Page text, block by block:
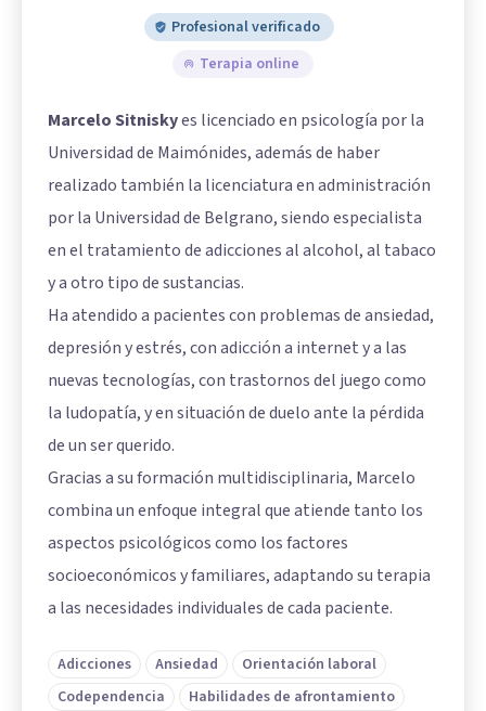
Profesional verificado
Terapia online
Marcelo Sitniskyes licenciado en psicología por la
Universidad de Maimónides, además de haber
realizado también la licenciatura en administración
por la Universidad de Belgrano, siendo especialista
en el tratamiento de adicciones al alcohol, al tabaco
y a otro tipo de sustancias.
Ha atendido a pacientes con problemas de ansiedad,
depresión y estrés, con adicción a internet y a las
nuevas tecnologías, con trastornos del juego como
la ludopatía, y en situación de duelo ante la pérdida
de un ser querido.
Gracias a su formación multidisciplinaria, Marcelo
combina un enfoque integral que atiende tanto los
aspectos psicológicos como los factores
socioeconómicos y familiares, adaptando su terapia
a las necesidades individuales de cada paciente.
Adicciones Ansiedad
Orientación laboral
Codependencia
Habilidades de afrontamiento